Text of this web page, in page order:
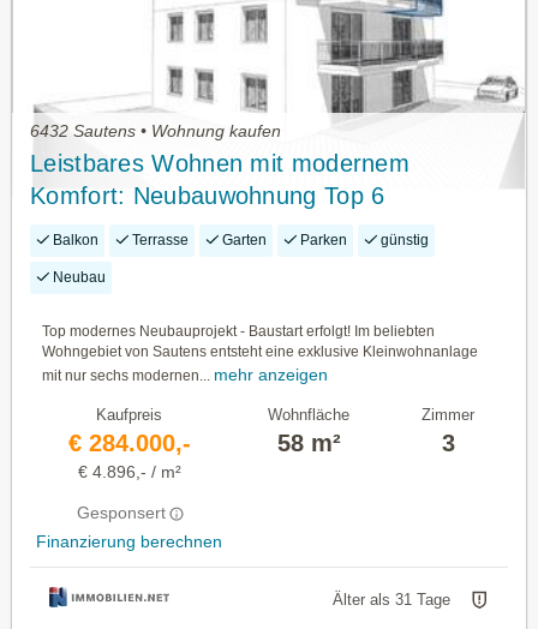
6432 Sautens • Wohnung kaufen
Leistbares Wohnen mit modernem
Komfort: Neubauwohnung Top 6
Balkon Terrasse Garten Parken günstig
Neubau
Top modernes Neubauprojekt - Baustart erfolgt! Im beliebten
Wohngebiet von Sautens entsteht eine exklusive Kleinwohnanlage
mit nur sechs modernen... mehr anzeigen
Kaufpreis
€ 284.000,-
€ 4.896,- / m²
Gesponsert
Finanzierung berechnen
Wohnfläche
58 m²
Zimmer
3
Älter als 31 Tage